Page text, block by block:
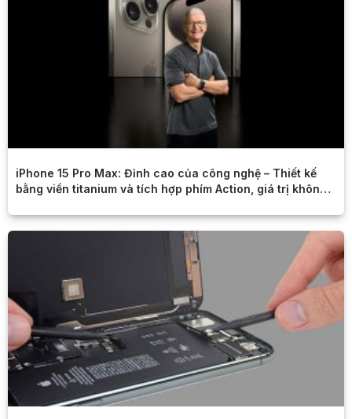
iPhone 15 Pro Max: Đỉnh cao của công nghệ – Thiết kế
bằng viền titanium và tích hợp phím Action, giá trị không